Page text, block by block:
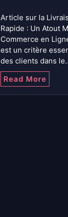
Article sur la
Rapide : Un Atout
Commerce en
est un critère
des clients dans
Read More